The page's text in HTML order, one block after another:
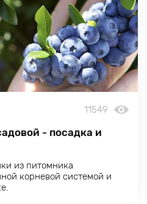
11549
- посадка и
из питомника
корневой системой и